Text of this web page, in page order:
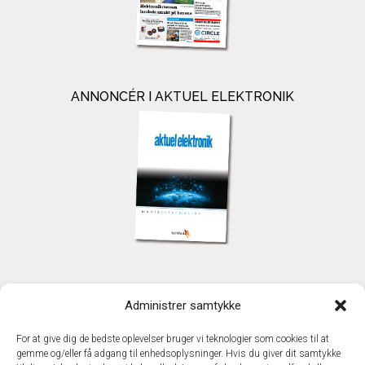
Administrer samtykke
For at give dig de bedste oplevelser bruger vi teknologier som cookies til at
gemme og/eller få adgang til enhedsoplysninger. Hvis du giver dit samtykke
ANNONCÉR I AKTUEL ELEKTRONIK
TechMedia A/S
DK - 2600 Glostrup